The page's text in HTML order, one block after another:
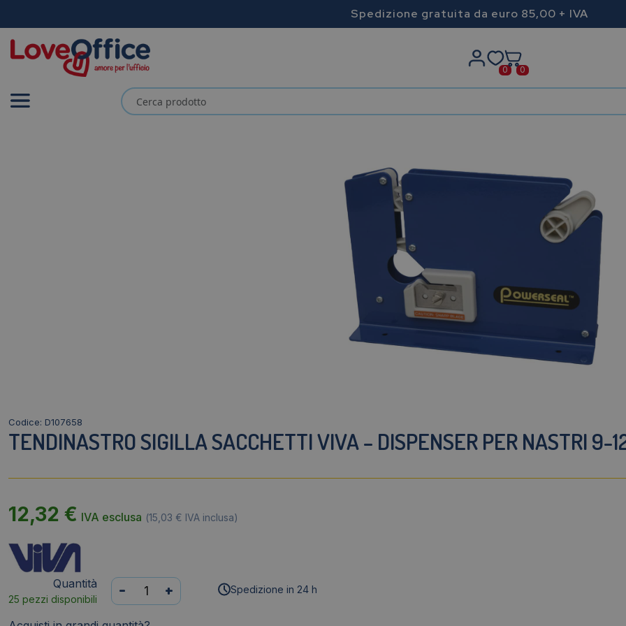
Spedizione gratuita da euro 85,00 + IVA
0 0
Codice: D107658
TENDINASTRO SIGILLA SACCHETTI VIVA – DISPENSER PER NASTRI 9-
12,32 € IVA esclusa (15,03 € IVA inclusa)
Quantità
25 pezzi disponibili
Tendinastro
Sigilla
Sacchetti
- + Spedizione in 24 h